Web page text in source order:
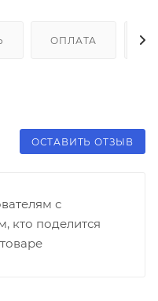
ОПЛАТА
ОСТАВИТЬ ОТЗЫВ
с
кто поделится